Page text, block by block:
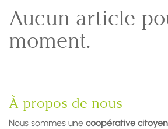
Aucun article
moment.
À propos de nous
Nous sommes une coopérative